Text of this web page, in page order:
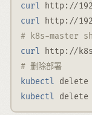
curl http://
curl http://
# k8s-master
curl http://
# 删除部署
kubectl delete
kubectl delete